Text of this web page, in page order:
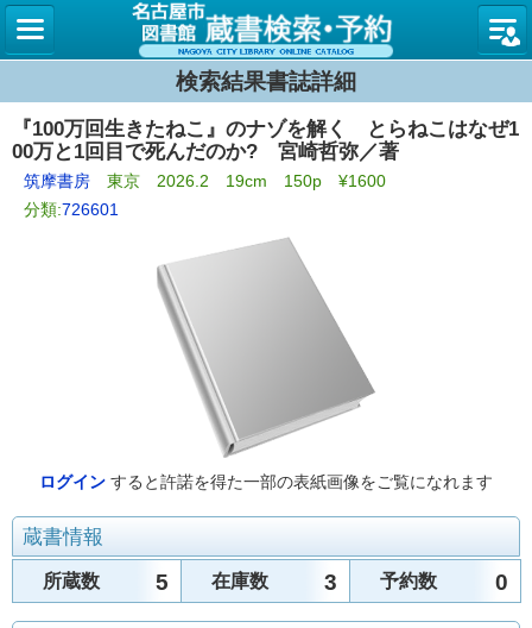
名古屋
検索結果書誌詳細
『100万回生きたねこ』のナゾを解く とらねこはなぜ1
00万と1回目で死んだのか? 宮崎哲弥／著
筑摩書房 東京 2026.2 19cm 150p ¥1600
分類:726601
ログイン すると許諾を得た一部の表紙画像をご覧になれます
蔵書情報
所蔵数 5 在庫数 3 予約数 0